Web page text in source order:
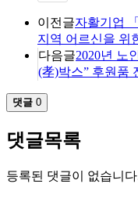
이전글자활기업
지역 어르신을 위
다음글2020년 노
(孝)박스” 후원품
댓글 0
댓글목록
등록된 댓글이 없습니